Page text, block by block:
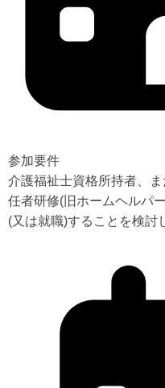
参加要件
介護福祉士資格所持者、
任者研修(旧ホームヘルパ
(又は就職)することを検討